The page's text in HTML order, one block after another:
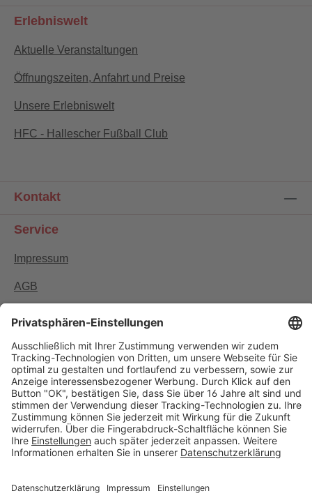
Erlebniswelt
Aktuelle Veranstaltungen
Öffnungszeiten, Anfahrt und Preise
Unsere Erlebniswelt
HFC - Hallescher Fußball Club
Kontakt
Service
Impressum
AGB
Datenschutzerklärung
Newsletter
Widerrufsformular